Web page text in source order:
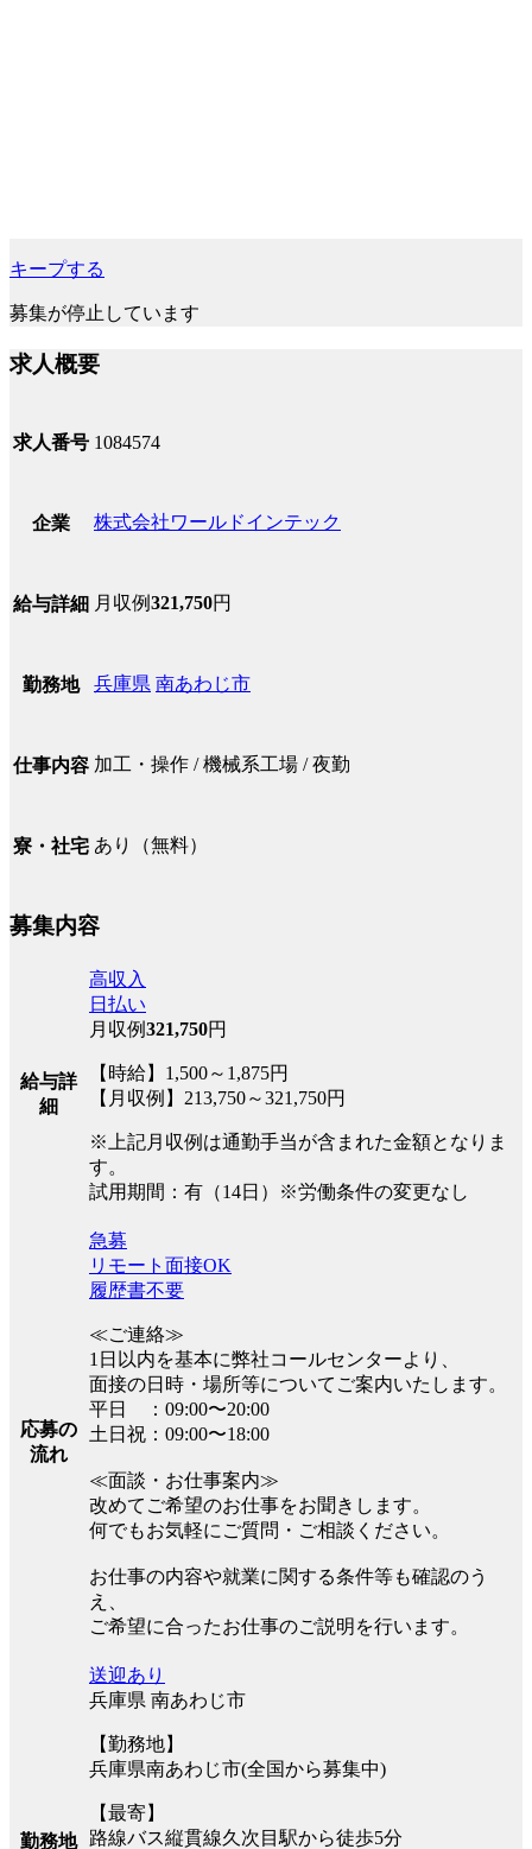
キープする
募集が停止しています
求人概要
求人番号 1084574
企業 株式会社ワールドインテック
給与詳細 月収例321,750円
勤務地 兵庫県 南あわじ市
仕事内容 加工・操作 / 機械系工場 / 夜勤
寮・社宅 あり（無料）
募集内容
給与詳
細
高収入
日払い
月収例321,750円
【時給】1,500～1,875円
【月収例】213,750～321,750円
※上記月収例は通勤手当が含まれた金額となりま
す。
試用期間：有（14日）※労働条件の変更なし
応募の
流れ
急募
リモート面接OK
履歴書不要
≪ご連絡≫
1日以内を基本に弊社コールセンターより、
面接の日時・場所等についてご案内いたします。
平日 ：09:00〜20:00
土日祝：09:00〜18:00
≪面談・お仕事案内≫
改めてご希望のお仕事をお聞きします。
何でもお気軽にご質問・ご相談ください。
お仕事の内容や就業に関する条件等も確認のう
え、
ご希望に合ったお仕事のご説明を行います。
勤務地
送迎あり
兵庫県 南あわじ市
【勤務地】
兵庫県南あわじ市(全国から募集中)
【最寄】
路線バス縦貫線久次目駅から徒歩5分